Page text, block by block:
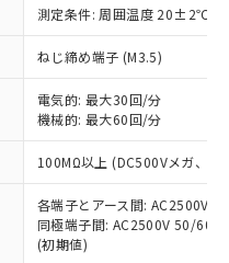
測定条件: 周囲温度 20±2℃、
ねじ締め端子 (M3.5)
電気的: 最大30回/分
機械的: 最大60回/分
100MΩ以上 (DC500Vメガ、点
各端子とアース間: AC2500V
同極端子間: AC2500V 50/
(初期値)
制御機器事業取扱
および標準価格
いただくもので
扱商品の中には、
となる商品もある
い。
価格照会結果は、
指令（10物質）の
対応品を出す予
指令（10物質）の
または確認中の
品です。
含有部品として
した場合などや
ります。
率が中国RoHSの
します。
率が中国RoHSの
示します。
販売部門へお問
製品のうち、外国
法に定める商品